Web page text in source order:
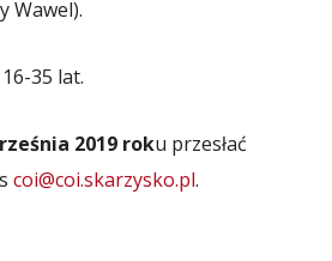
Wawel).
35 lat.
2019 roku przesłać
coi@coi.skarzysko.pl.